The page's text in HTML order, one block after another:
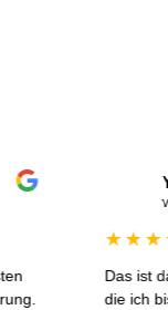
vor 4
★ ★ ★
Das ist das
die ich